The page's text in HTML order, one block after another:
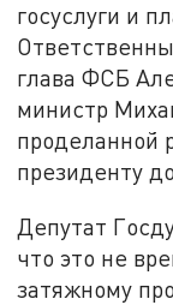
госуслуги и
глава ФСБ
министр
проделанной
президенту
Депутат
что это не
затяжному